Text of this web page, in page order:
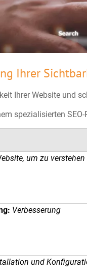
Ihrer
Ihrer Website und
spezialisierten
um zu verstehen
Verbesserung
und